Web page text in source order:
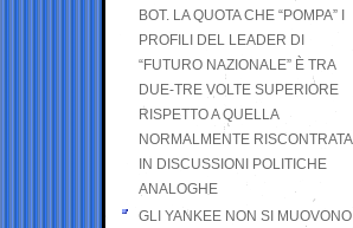
BOT. LA QUOTA CHE “POMPA” I
PROFILI DEL LEADER DI
“FUTURO NAZIONALE” È TRA
DUE-TRE VOLTE SUPERIORE
RISPETTO A QUELLA
NORMALMENTE RISCONTRATA
IN DISCUSSIONI POLITICHE
ANALOGHE
GLI YANKEE NON SI MUOVONO